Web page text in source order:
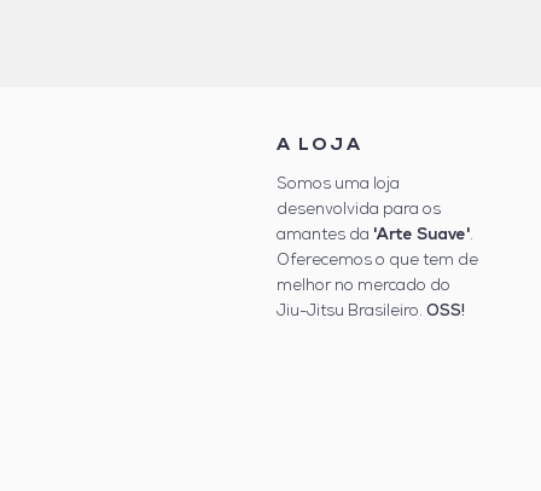
A LOJA
Somos uma loja
desenvolvida para os
amantes da 'Arte Suave'.
Oferecemos o que tem de
melhor no mercado do
Jiu-Jitsu Brasileiro. OSS!